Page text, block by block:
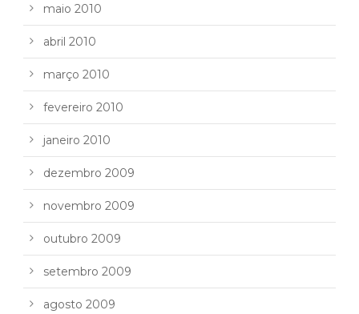
maio 2010
abril 2010
março 2010
fevereiro 2010
janeiro 2010
dezembro 2009
novembro 2009
outubro 2009
setembro 2009
agosto 2009